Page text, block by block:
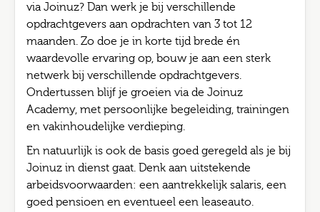
via Joinuz? Dan werk je bij verschillende
opdrachtgevers aan opdrachten van 3 tot 12
maanden. Zo doe je in korte tijd brede én
waardevolle ervaring op, bouw je aan een sterk
netwerk bij verschillende opdrachtgevers.
Ondertussen blijf je groeien via de Joinuz
Academy, met persoonlijke begeleiding, trainingen
en vakinhoudelijke verdieping.
En natuurlijk is ook de basis goed geregeld als je bij
Joinuz in dienst gaat. Denk aan uitstekende
arbeidsvoorwaarden: een aantrekkelijk salaris, een
goed pensioen en eventueel een leaseauto.